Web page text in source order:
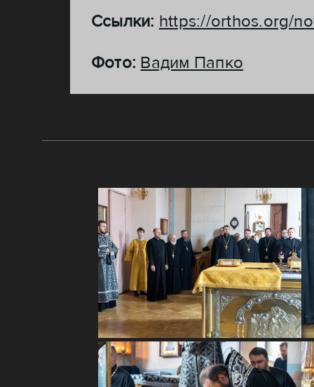
Ссылки: https://orthos.org/
Фото: Вадим Папко